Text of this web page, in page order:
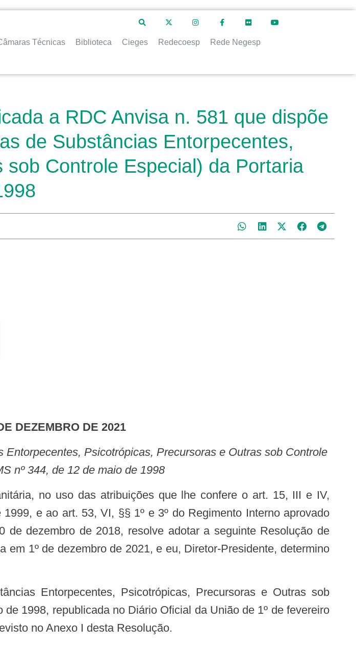
Técnicas Biblioteca Cieges Redecoesp Rede Negesp
a RDC Anvisa n. 581 que dispõe
de Substâncias Entorpecentes,
Controle Especial) da Portaria
DEZEMBRO DE 2021
nº 344, de 12 de maio de 1998
e ao art. 53, VI, §§ 1º e 3º do Regimento Interno aprovado
dezembro de 2018, resolve adotar a seguinte Resolução de
1º de dezembro de 2021, e eu, Diretor-Presidente, determino
1998, republicada no Diário Oficial da União de 1º de fevereiro
no Anexo I desta Resolução.